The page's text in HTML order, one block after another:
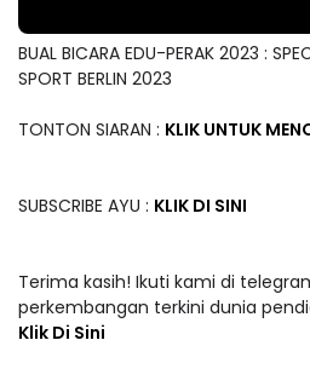
BUAL BICARA EDU-PERAK 2023 :
SPORT BERLIN 2023
TONTON SIARAN : KLIK UNTUK
SUBSCRIBE AYU : KLIK DI SINI
Terima kasih! Ikuti kami di
perkembangan terkini dunia
Klik Di Sini